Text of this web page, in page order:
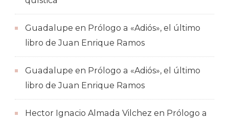
Guadalupe en Prólogo a «Adiós», el último
libro de Juan Enrique Ramos
Guadalupe en Prólogo a «Adiós», el último
libro de Juan Enrique Ramos
Hector Ignacio Almada Vilchez en Prólogo a